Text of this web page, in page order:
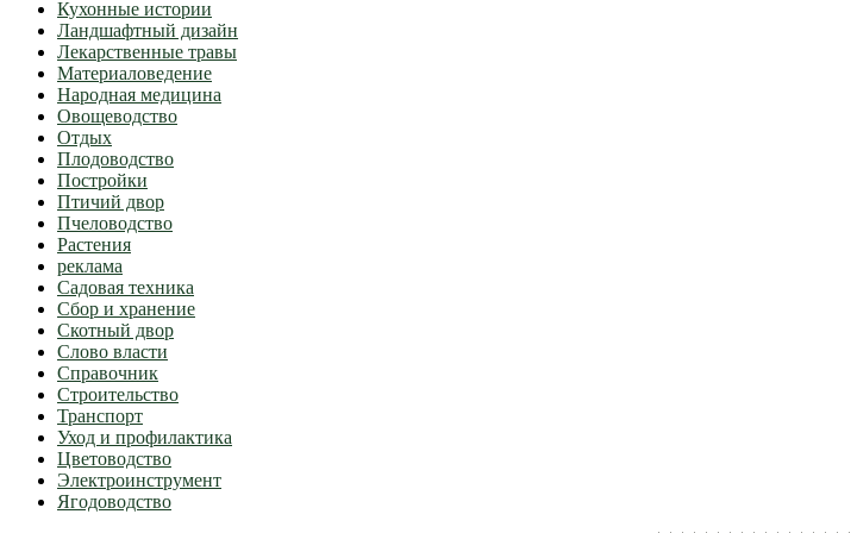
Кухонные истории
Ландшафтный дизайн
Лекарственные травы
Материаловедение
Народная медицина
Овощеводство
Отдых
Плодоводство
Постройки
Птичий двор
Пчеловодство
Растения
реклама
Садовая техника
Сбор и хранение
Скотный двор
Слово власти
Справочник
Строительство
Транспорт
Уход и профилактика
Цветоводство
Электроинструмент
Ягодоводство